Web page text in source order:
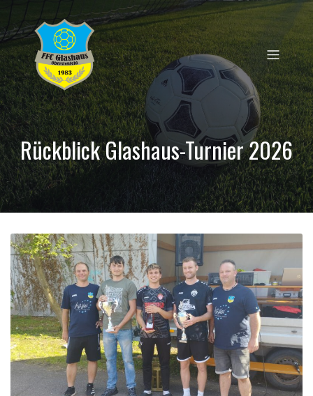
Rückblick Glashaus-Turnier 2026